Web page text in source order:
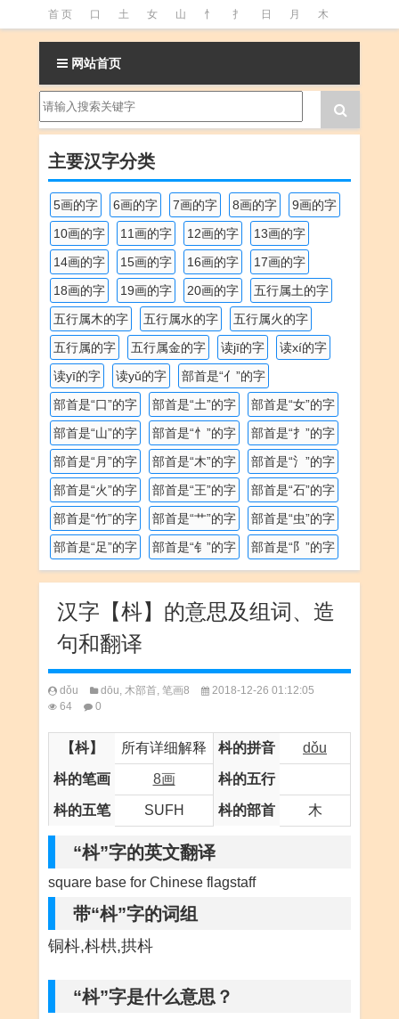
首 页 口 土 女 山 忄 扌 日 月 木
氵 火 王 石 竹 糹 艹 虫 言 足
阝 魚
网站首页
主要汉字分类
5画的字 6画的字 7画的字 8画的字
9画的字
10画的字
11画的字 12画的字
13画的字
14画的字
15画的字 16画的字
17画的字
18画的字
19画的字 20画的字
五行属土的字
五行属木的字
五行属水的字
五行属火的字
五行属的字
五行属金的字 读jī的字
读xí的字
读yī的字
读yǔ的字
部首是“亻”的字
部首是“口”的字
部首是“土”的字
部首是“女”的字
部首是“山”的字
部首是“忄”的字
部首是“扌”的字
部首是“月”的字
部首是“木”的字
部首是“氵”的字
部首是“火”的字
部首是“王”的字
部首是“石”的字
部首是“竹”的字
部首是“艹”的字
部首是“虫”的字
部首是“足”的字
部首是“钅”的字 部首是“阝”的字
汉字【枓】的意思及组词、造
句和翻译
dǒu dōu, 木部首, 笔画8
2018-12-26 01:12:05
64
0
【枓】 所有详细解释 枓的拼音 dǒu
枓的笔画 8画 枓的五行
枓的五笔 SUFH 枓的部首 木
“枓”字的英文翻译
square base for Chinese flagstaff
带“枓”字的词组
铜枓,枓栱,拱枓
“枓”字是什么意思？